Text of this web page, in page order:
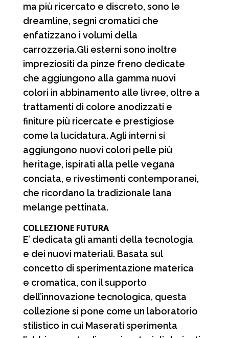
ma più ricercato e discreto, sono le
dreamline, segni cromatici che
enfatizzano i volumi della
carrozzeria.Gli esterni sono inoltre
impreziositi da pinze freno dedicate
che aggiungono alla gamma nuovi
colori in abbinamento alle livree, oltre a
trattamenti di colore anodizzati e
finiture più ricercate e prestigiose
come la lucidatura. Agli interni si
aggiungono nuovi colori pelle più
heritage, ispirati alla pelle vegana
conciata, e rivestimenti contemporanei,
che ricordano la tradizionale lana
melange pettinata.
COLLEZIONE FUTURA
E’ dedicata gli amanti della tecnologia
e dei nuovi materiali. Basata sul
concetto di sperimentazione materica
e cromatica, con il supporto
dell’innovazione tecnologica, questa
collezione si pone come un laboratorio
stilistico in cui Maserati sperimenta